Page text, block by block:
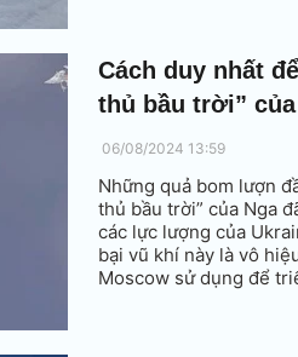
Cách duy nhất
thủ bầu trời” của
06/08/2024 13:59
Những quả bom lượn
thủ bầu trời” của Nga
các lực lượng của
bại vũ khí này là vô
Moscow sử dụng để